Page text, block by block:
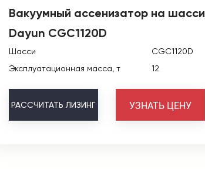
Вакуумный ассенизатор на шасси
Dayun CGC1120D
Шасси
CGC1120D
Эксплуатационная масса, т
12
РАССЧИТАТЬ ЛИЗИНГ УЗНАТЬ ЦЕНУ